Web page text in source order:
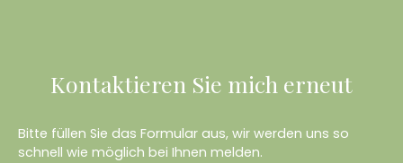
Kontaktieren Sie mich erneut
Bitte füllen Sie das Formular aus, wir werden uns so
schnell wie möglich bei Ihnen melden.